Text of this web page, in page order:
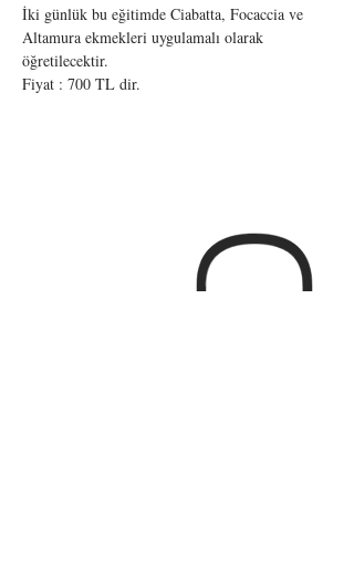
İki günlük bu eğitimde Ciabatta, Focaccia ve
Altamura ekmekleri uygulamalı olarak
öğretilecektir.
Fiyat : 700 TL dir.